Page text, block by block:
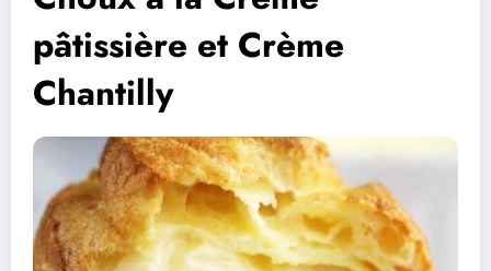
pâtissière et Crème
Chantilly